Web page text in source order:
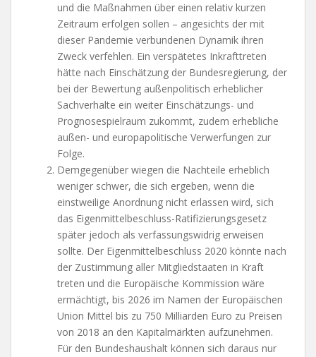
und die Maßnahmen über einen relativ kurzen
Zeitraum erfolgen sollen – angesichts der mit
dieser Pandemie verbundenen Dynamik ihren
Zweck verfehlen. Ein verspätetes Inkrafttreten
hätte nach Einschätzung der Bundesregierung, der
bei der Bewertung außenpolitisch erheblicher
Sachverhalte ein weiter Einschätzungs- und
Prognosespielraum zukommt, zudem erhebliche
außen- und europapolitische Verwerfungen zur
Folge.
Demgegenüber wiegen die Nachteile erheblich
weniger schwer, die sich ergeben, wenn die
einstweilige Anordnung nicht erlassen wird, sich
das Eigenmittelbeschluss-Ratifizierungsgesetz
später jedoch als verfassungswidrig erweisen
sollte. Der Eigenmittelbeschluss 2020 könnte nach
der Zustimmung aller Mitgliedstaaten in Kraft
treten und die Europäische Kommission wäre
ermächtigt, bis 2026 im Namen der Europäischen
Union Mittel bis zu 750 Milliarden Euro zu Preisen
von 2018 an den Kapitalmärkten aufzunehmen.
Für den Bundeshaushalt können sich daraus nur